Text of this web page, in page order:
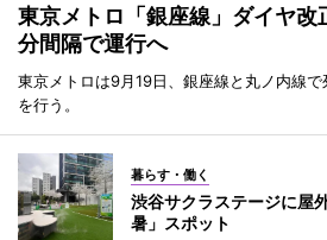
東京メトロ「銀座線」ダイヤ
分間隔で運行へ
東京メトロは9月19日、銀座線と丸ノ内線
を行う。
暮らす・働く
渋谷サクラステージに屋
暑」スポット